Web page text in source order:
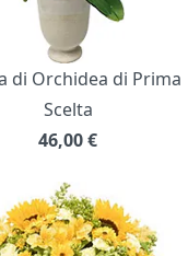
di Orchidea di Prima
Scelta
46,00€